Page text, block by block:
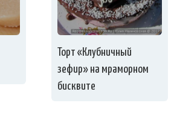
Торт «Клубничный
зефир» на мраморном
бисквите